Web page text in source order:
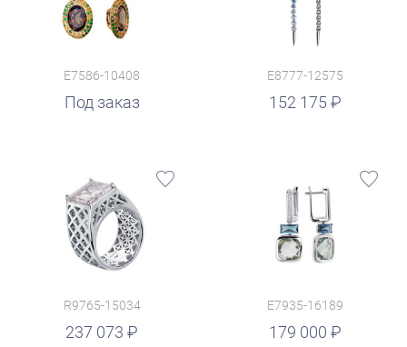
E7586-10408
Под заказ
E8777-12575
152 175
руб.
R9765-15034
237 073
E7935-16189
179 000
руб.